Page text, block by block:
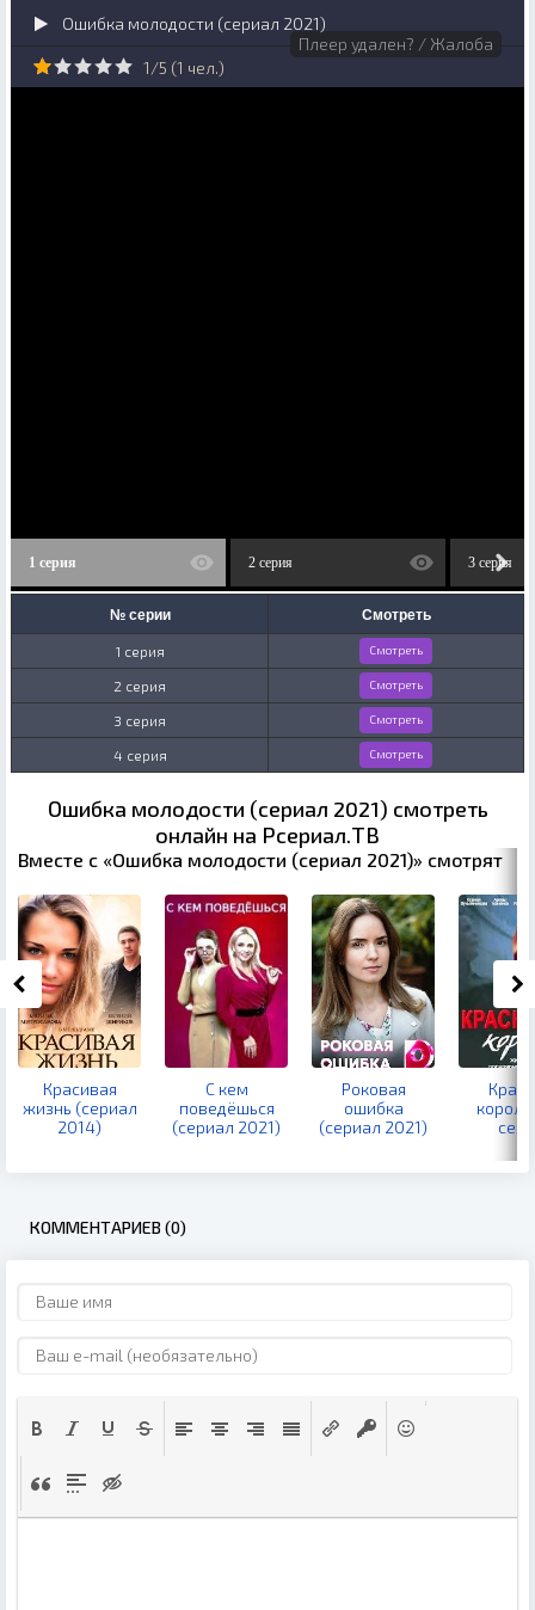
Ошибка молодости (сериал 2021)
Плеер удален? / Жалоба
1/5 (1 чел.)
1 серия 2 серия 3 серия
№ серии Смотреть
1 серия Смотреть
2 серия Смотреть
3 серия Смотреть
4 серия Смотреть
Ошибка молодости (сериал 2021) смотреть
онлайн на Рсериал.ТВ
Вместе с «Ошибка молодости (сериал 2021)» смотрят
Красивая
жизнь (сериал
2014)
С кем
поведёшься
(сериал 2021)
Роковая
ошибка
(сериал 2021)
КОММЕНТАРИЕВ (0)